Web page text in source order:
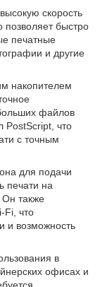
скорость
быстро
печатные
и другие
накопителем
файлов
PostScript, что
с точным
для подачи
печати на
Он также
Fi, что
и возможность
в
офисах и